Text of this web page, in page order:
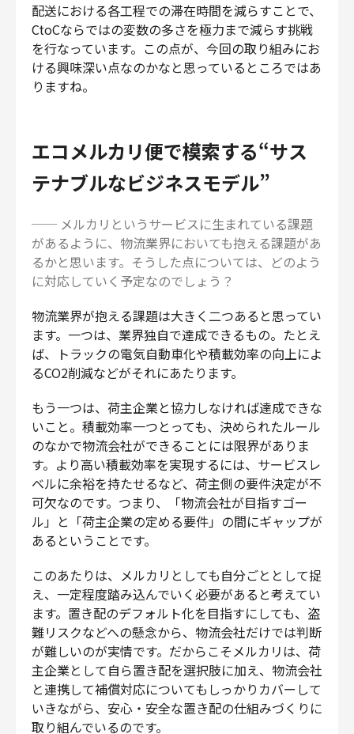
配送における各工程での滞在時間を減らすことで、
CtoCならではの変数の多さを極力まで減らす挑戦
を行なっています。この点が、今回の取り組みにお
ける興味深い点なのかなと思っているところではあ
りますね。
エコメルカリ便で模索する“サス
テナブルなビジネスモデル”
── メルカリというサービスに生まれている課題
があるように、物流業界においても抱える課題があ
るかと思います。そうした点については、どのよう
に対応していく予定なのでしょう？
物流業界が抱える課題は大きく二つあると思ってい
ます。一つは、業界独自で達成できるもの。たとえ
ば、トラックの電気自動車化や積載効率の向上によ
るCO2削減などがそれにあたります。
もう一つは、荷主企業と協力しなければ達成できな
いこと。積載効率一つとっても、決められたルール
のなかで物流会社ができることには限界がありま
す。より高い積載効率を実現するには、サービスレ
ベルに余裕を持たせるなど、荷主側の要件決定が不
可欠なのです。つまり、「物流会社が目指すゴー
ル」と「荷主企業の定める要件」の間にギャップが
あるということです。
このあたりは、メルカリとしても自分ごととして捉
え、一定程度踏み込んでいく必要があると考えてい
ます。置き配のデフォルト化を目指すにしても、盗
難リスクなどへの懸念から、物流会社だけでは判断
が難しいのが実情です。だからこそメルカリは、荷
主企業として自ら置き配を選択肢に加え、物流会社
と連携して補償対応についてもしっかりカバーして
いきながら、安心・安全な置き配の仕組みづくりに
取り組んでいるのです。